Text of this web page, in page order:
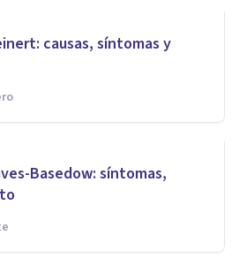
causas, síntomas y
Basedow: síntomas,
Werner:
y tratamiento